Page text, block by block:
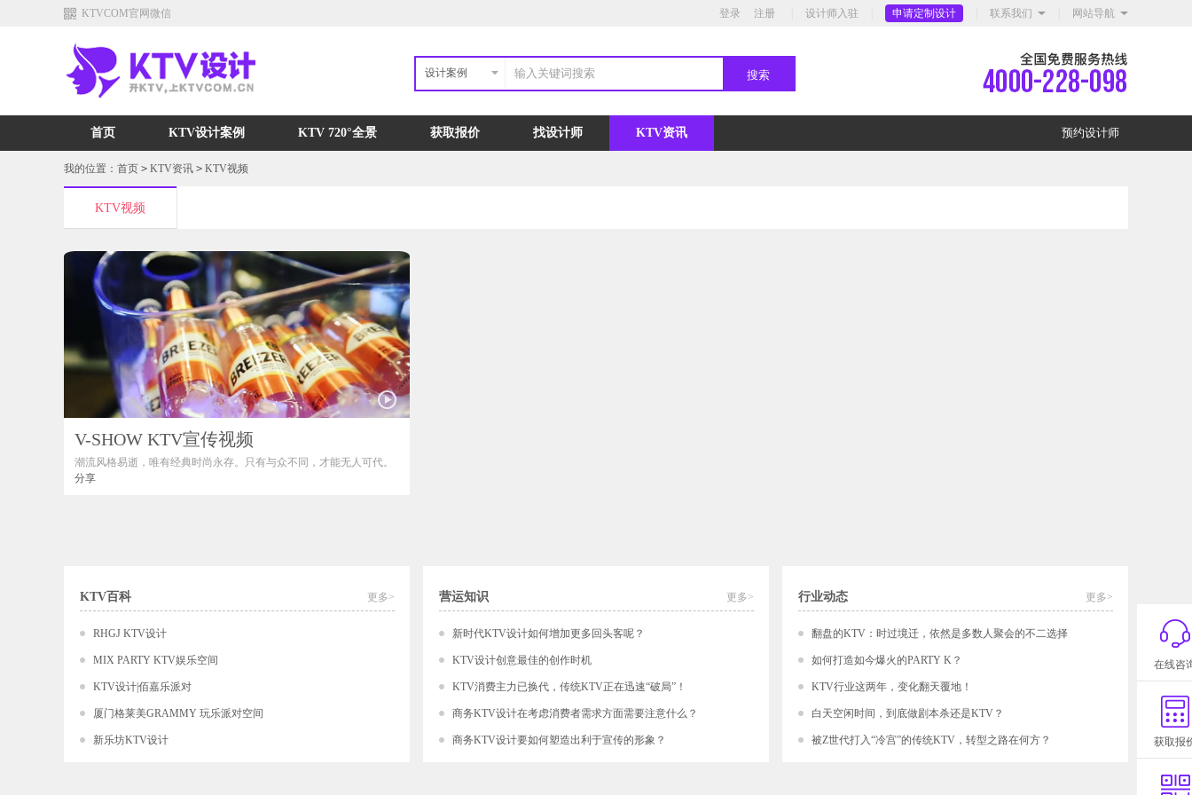
登录 注册 设计师入驻 申请定制设计 联系我们 网站导航
KTVCOM官网微信
设计案例
首页 KTV设计案例 KTV 720°全景 获取报价 找设计师 KTV资讯 预约设计师
我的位置： 首页 > KTV资讯 > KTV视频
KTV视频
V-SHOW KTV宣传视频
潮流风格易逝，唯有经典时尚永存。只有与众不同，才能无人可代。
V-SHOW KTV宣传视频可以看出，作为备受推崇的娱乐品牌，根植于
分享
更多>
KTV百科
RHGJ KTV设计
MIX PARTY KTV娱乐空间
KTV设计|佰嘉乐派对
厦门格莱美GRAMMY 玩乐派对空间
新乐坊KTV设计
更多>
营运知识
新时代KTV设计如何增加更多回头客呢？
KTV设计创意最佳的创作时机
KTV消费主力已换代，传统KTV正在迅速“破局”！
商务KTV设计在考虑消费者需求方面需要注意什么？
商务KTV设计要如何塑造出利于宣传的形象？
更多>
行业动态
翻盘的KTV：时过境迁，依然是多数人聚会的不二选择
如何打造如今爆火的PARTY K？
KTV行业这两年，变化翻天覆地！
白天空闲时间，到底做剧本杀还是KTV？
被Z世代打入“冷宫”的传统KTV，转型之路在何方？
在线咨
获取报